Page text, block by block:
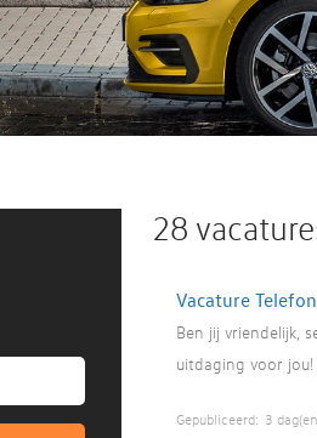
28
Vacature
Ben jij vriendelijk,
uitdaging voor jou!
Gepubliceerd: 3